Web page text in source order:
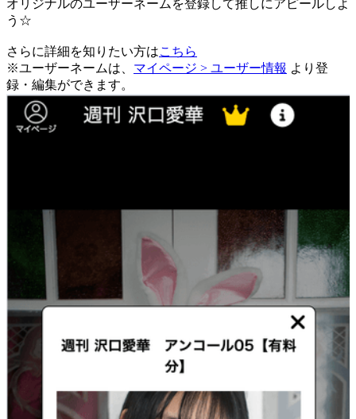
オリジナルのユーザーネームを登録して推しにアピールしよ
う☆
さらに詳細を知りたい方はこちら
※ユーザーネームは、 マイページ > ユーザー情報 より登
録・編集ができます。